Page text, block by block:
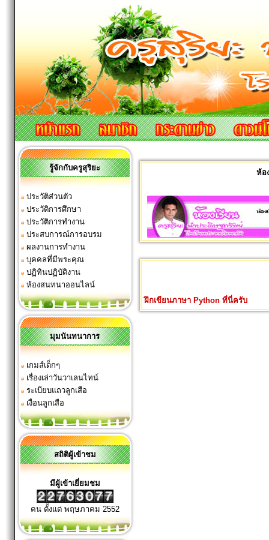
รู้จักกับครูสุริยะ
ประวัติส่วนตัว
ประวัติการศึกษา
ประวัติการทำงาน
ประสบการณ์การอบรม
ผลงานการทำงาน
บุคคลที่มีพระคุณ
ปฏิทินปฏิบัติงาน
ห้องสนทนาออนไลน์
มุมนันทนาการ
เกมส์เด็กๆ
เรื่องเล่าวันวาเลนไทน์
ระเบียบแถวลูกเสือ
เงื่อนลูกเสือ
สถิติผู้เข้าชม
มีผู้เข้าเยี่ยมชม
คน ตั้งแต่ พฤษภาคม 2552
ห้อ
ฝึกเขียนภาษา Python ที่นี่ครับ